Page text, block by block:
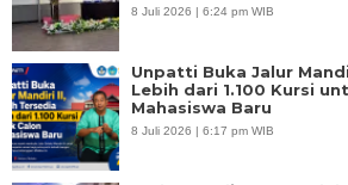
8 Juli 2026 | 6:24 pm WIB
Unpatti Buka Jalur
Lebih dari 1.100 Kursi
Mahasiswa Baru
8 Juli 2026 | 6:17 pm WIB